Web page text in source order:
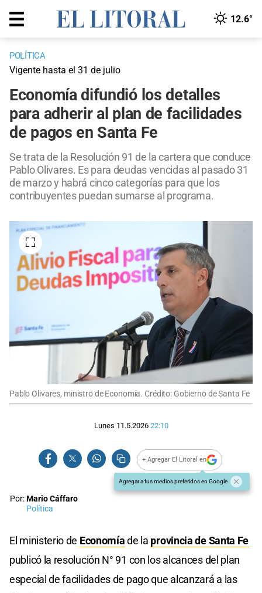
12.6°
POLÍTICA
Vigente hasta el 31 de julio
Economía difundió los detalles
para adherir al plan de facilidades
de pagos en Santa Fe
Se trata de la Resolución 91 de la cartera que conduce
Pablo Olivares. Es para deudas vencidas al pasado 31
de marzo y habrá cinco categorías para que los
contribuyentes puedan sumarse al programa.
Pablo Olivares, ministro de Economía. Crédito: Gobierno de Santa Fe
Lunes 11.5.2026 22:10
+ Agregar El Litoral en
Agregar a tus medios preferidos en Google
Por:Mario Cáffaro
Política
El ministerio de Economíade la provincia de Santa Fe
publicó la resolución N° 91 con los alcances del plan
especial de facilidades de pago que alcanzará a las